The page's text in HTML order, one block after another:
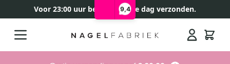
9,4
Voor 23:00 uur besteld, zelfde dag verzonden.